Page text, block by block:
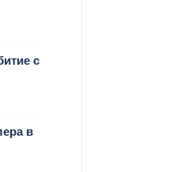
с
в